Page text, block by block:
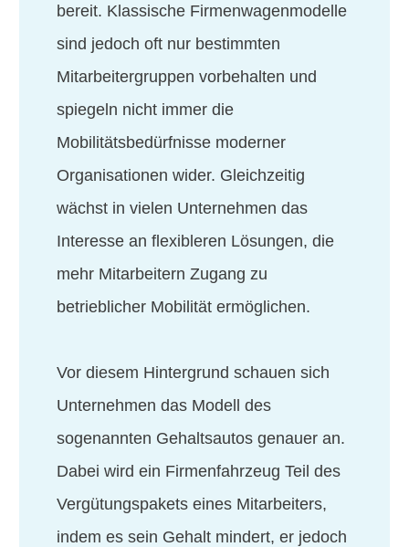
bereit. Klassische Firmenwagenmodelle
sind jedoch oft nur bestimmten
Mitarbeitergruppen vorbehalten und
spiegeln nicht immer die
Mobilitätsbedürfnisse moderner
Organisationen wider. Gleichzeitig
wächst in vielen Unternehmen das
Interesse an flexibleren Lösungen, die
mehr Mitarbeitern Zugang zu
betrieblicher Mobilität ermöglichen.
Vor diesem Hintergrund schauen sich
Unternehmen das Modell des
sogenannten Gehaltsautos genauer an.
Dabei wird ein Firmenfahrzeug Teil des
Vergütungspakets eines Mitarbeiters,
indem es sein Gehalt mindert, er jedoch